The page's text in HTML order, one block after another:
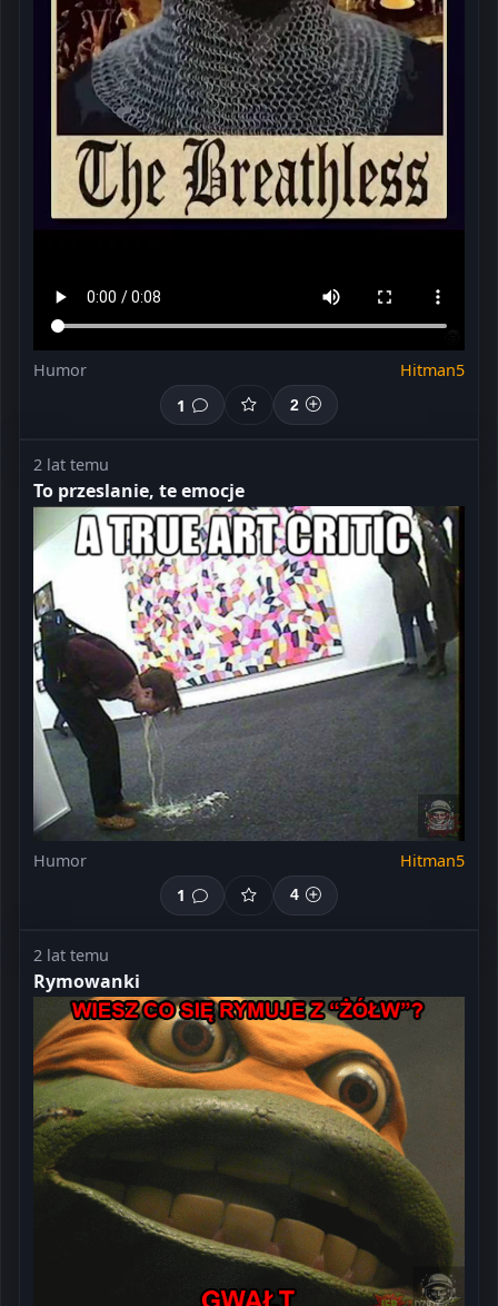
Humor
Hitman5
1
2
2 lat temu
To przeslanie, te emocje
Humor
Hitman5
1
4
2 lat temu
Rymowanki